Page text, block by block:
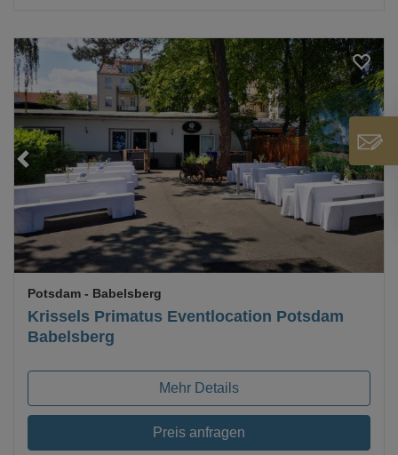
Loading...
Krissels Primatus Eventlocation Potsdam
Babelsberg
Potsdam - Babelsberg
Mehr Details
Preis anfragen